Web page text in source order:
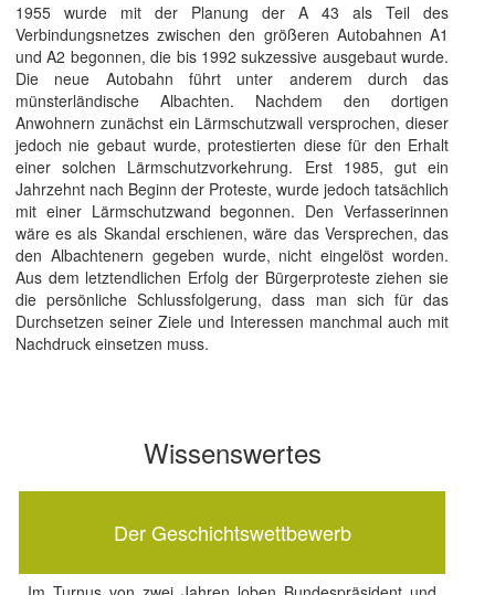
1955 wurde mit der Planung der A 43 als Teil des
Verbindungsnetzes zwischen den größeren Autobahnen A1
und A2 begonnen, die bis 1992 sukzessive ausgebaut wurde.
Die neue Autobahn führt unter anderem durch das
münsterländische Albachten. Nachdem den dortigen
Anwohnern zunächst ein Lärmschutzwall versprochen, dieser
jedoch nie gebaut wurde, protestierten diese für den Erhalt
einer solchen Lärmschutzvorkehrung. Erst 1985, gut ein
Jahrzehnt nach Beginn der Proteste, wurde jedoch tatsächlich
mit einer Lärmschutzwand begonnen. Den Verfasserinnen
wäre es als Skandal erschienen, wäre das Versprechen, das
den Albachtenern gegeben wurde, nicht eingelöst worden.
Aus dem letztendlichen Erfolg der Bürgerproteste ziehen sie
die persönliche Schlussfolgerung, dass man sich für das
Durchsetzen seiner Ziele und Interessen manchmal auch mit
Nachdruck einsetzen muss.
Wissenswertes
Der Geschichtswettbewerb